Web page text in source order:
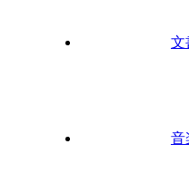
文
音